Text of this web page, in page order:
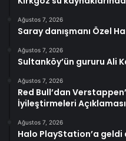
Ağustos 7, 2026
Saray danışmanı Özel
Ağustos 7, 2026
Sultanköy’ün gururu Ali
Ağustos 7, 2026
Red Bull’dan
İyileştirmeleri Açıklaması
Ağustos 7, 2026
Halo PlayStation’a geldi